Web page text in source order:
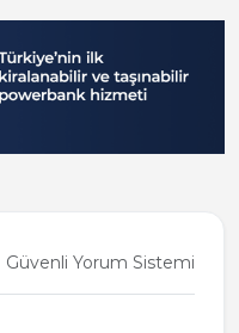
Güvenli Yorum Sistemi